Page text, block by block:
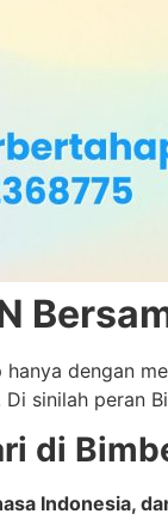
dengan
sinilah peran
di
Indonesia,